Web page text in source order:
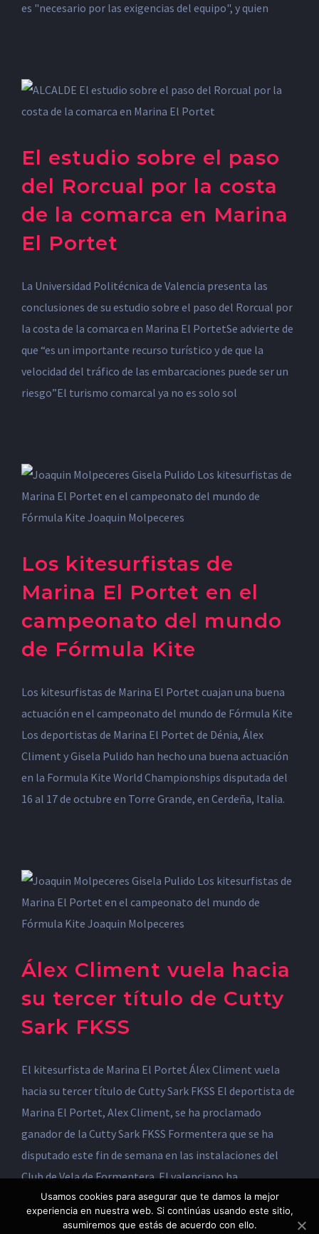
es "necesario por las exigencias del equipo", y quien
El estudio sobre el paso
del Rorcual por la costa
de la comarca en Marina
El Portet
La Universidad Politécnica de Valencia presenta las
conclusiones de su estudio sobre el paso del Rorcual por
la costa de la comarca en Marina El PortetSe advierte de
que “es un importante recurso turístico y de que la
velocidad del tráfico de las embarcaciones puede ser un
riesgo”El turismo comarcal ya no es solo sol
Los kitesurfistas de
Marina El Portet en el
campeonato del mundo
de Fórmula Kite
Los kitesurfistas de Marina El Portet cuajan una buena
actuación en el campeonato del mundo de Fórmula Kite
Los deportistas de Marina El Portet de Dénia, Álex
Climent y Gisela Pulido han hecho una buena actuación
en la Formula Kite World Championships disputada del
16 al 17 de octubre en Torre Grande, en Cerdeña, Italia.
Álex Climent vuela hacia
su tercer título de Cutty
Sark FKSS
El kitesurfista de Marina El Portet Álex Climent vuela
hacia su tercer título de Cutty Sark FKSS El deportista de
Marina El Portet, Alex Climent, se ha proclamado
ganador de la Cutty Sark FKSS Formentera que se ha
disputado este fin de semana en las instalaciones del
Club de Vela de Formentera. El valenciano ha
© Copyright 2012 -2026 | Joaquín MolpeceresSomos
deporte - toda una vida apostando por el deporte| All
Rights Reserved
Facebook
TwitterLinkedInYouTube
Usamos cookies para asegurar que te damos la mejor
experiencia en nuestra web. Si continúas usando este sitio,
asumiremos que estás de acuerdo con ello.